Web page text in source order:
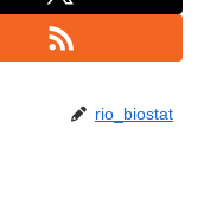
rio_biostat